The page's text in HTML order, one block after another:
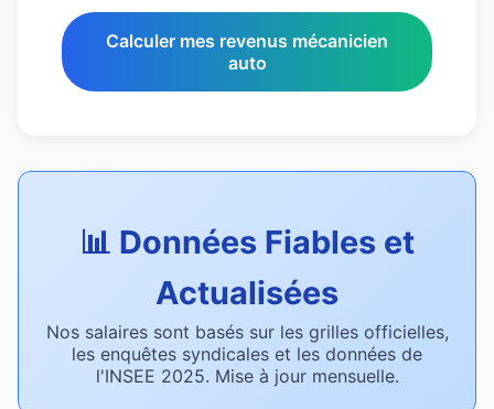
Calculer mes revenus mécanicien
auto
📊 Données Fiables et
Actualisées
Nos salaires sont basés sur les grilles officielles,
les enquêtes syndicales et les données de
l'INSEE 2025. Mise à jour mensuelle.